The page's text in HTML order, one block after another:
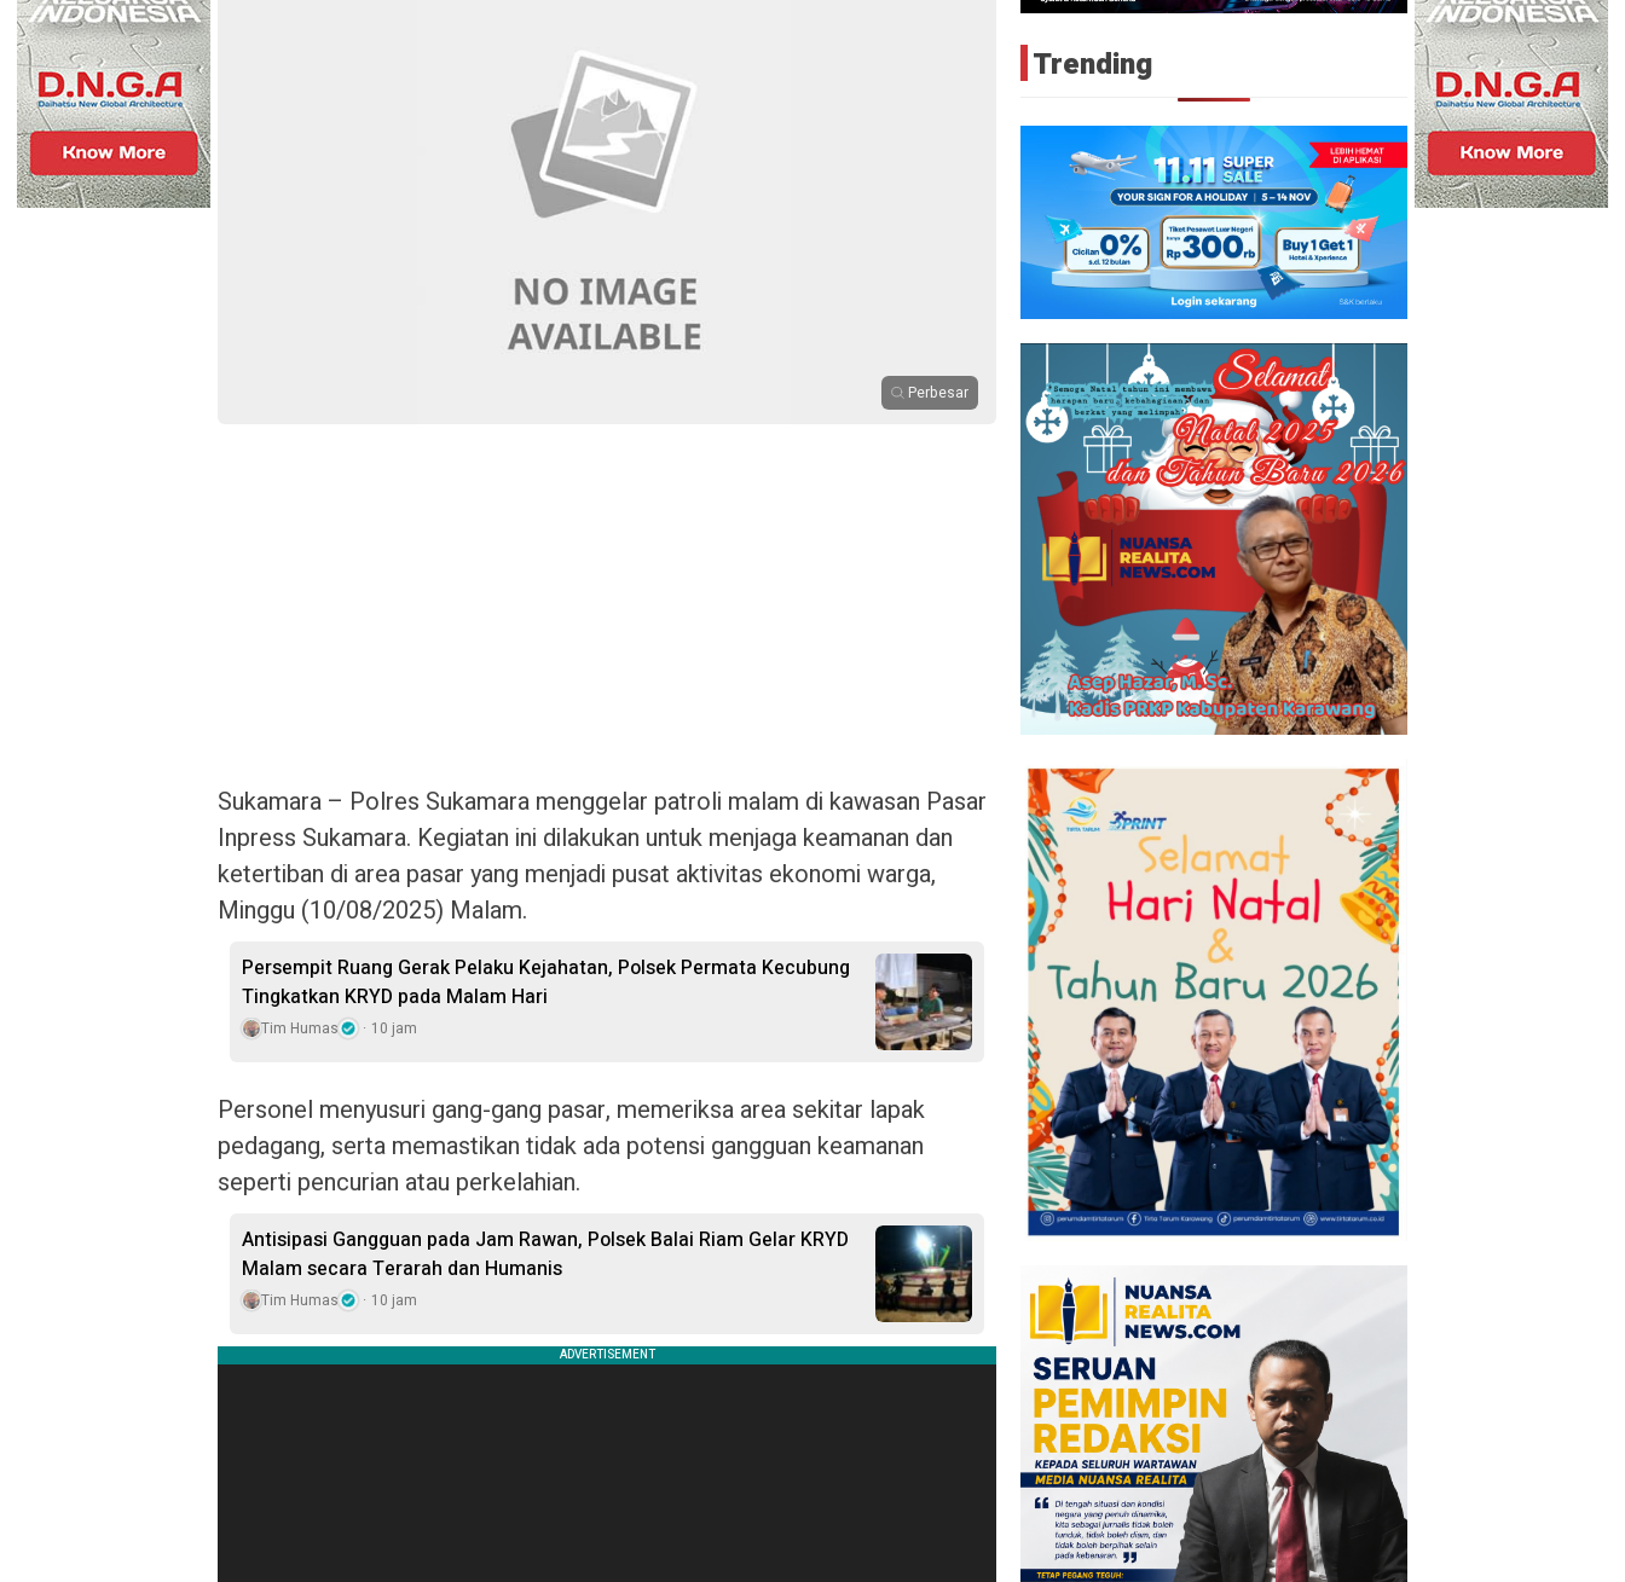
Perbesar
Sukamara – Polres Sukamara menggelar patroli malam di kawasan Pasar
Inpress Sukamara. Kegiatan ini dilakukan untuk menjaga keamanan dan
ketertiban di area pasar yang menjadi pusat aktivitas ekonomi warga,
Minggu (10/08/2025) Malam.
Persempit Ruang Gerak Pelaku Kejahatan, Polsek Permata Kecubung
Tingkatkan KRYD pada Malam Hari
Tim Humas 10 jam
Personel menyusuri gang-gang pasar, memeriksa area sekitar lapak
pedagang, serta memastikan tidak ada potensi gangguan keamanan
seperti pencurian atau perkelahian.
Antisipasi Gangguan pada Jam Rawan, Polsek Balai Riam Gelar KRYD
Malam secara Terarah dan Humanis
Tim Humas 10 jam
Trending